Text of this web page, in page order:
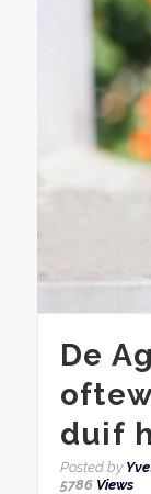
De
duif
Posted by
5786Views